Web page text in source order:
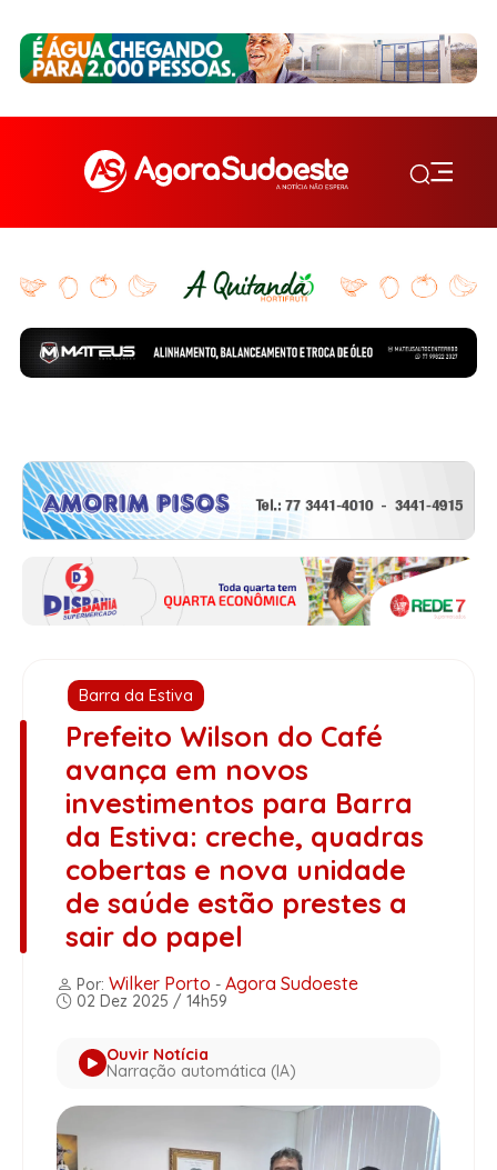
Barra da Estiva
Prefeito Wilson do Café
avança em novos
investimentos para Barra
da Estiva: creche, quadras
cobertas e nova unidade
de saúde estão prestes a
sair do papel
Por: Wilker Porto - Agora Sudoeste
02 Dez 2025 / 14h59
Ouvir Notícia
Narração automática (IA)